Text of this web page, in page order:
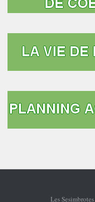
Les